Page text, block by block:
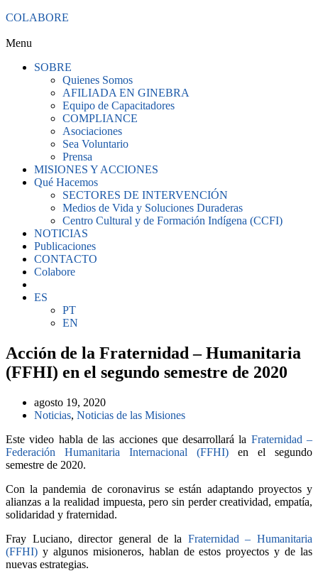
COLABORE
Menu
SOBRE
Quienes Somos
AFILIADA EN GINEBRA
Equipo de Capacitadores
COMPLIANCE
Asociaciones
Sea Voluntario
Prensa
MISIONES Y ACCIONES
Qué Hacemos
SECTORES DE INTERVENCIÓN
Medios de Vida y Soluciones Duraderas
Centro Cultural y de Formación Indígena (CCFI)
NOTICIAS
Publicaciones
CONTACTO
Colabore
ES
PT
EN
Acción de la Fraternidad – Humanitaria
(FFHI) en el segundo semestre de 2020
agosto 19, 2020
Noticias, Noticias de las Misiones
Este video habla de las acciones que desarrollará la Fraternidad –
Federación Humanitaria Internacional (FFHI) en el segundo
semestre de 2020.
Con la pandemia de coronavirus se están adaptando proyectos y
alianzas a la realidad impuesta, pero sin perder creatividad, empatía,
solidaridad y fraternidad.
Fray Luciano, director general de la Fraternidad – Humanitaria
(FFHI) y algunos misioneros, hablan de estos proyectos y de las
nuevas estrategias.